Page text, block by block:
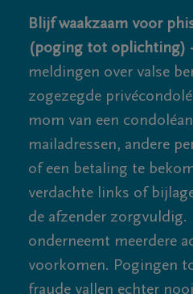
Blijf waakzaam voor
(poging tot oplichting)
meldingen over valse
zogezegde
mom van een
mailadressen, andere
of een betaling te
verdachte links of
de afzender zorgvuldig.
onderneemt meerdere
voorkomen. Pogingen
fraude vallen echter